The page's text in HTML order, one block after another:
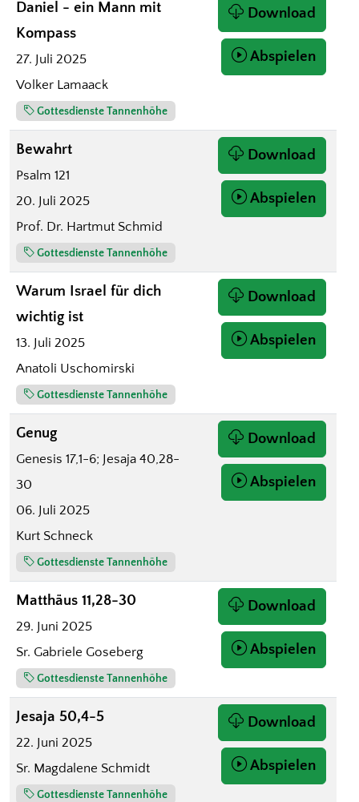
Daniel - ein Mann mit
Kompass
27. Juli 2025
Volker Lamaack
Gottesdienste Tannenhöhe
Download
Abspielen
Bewahrt
Psalm 121
20. Juli 2025
Prof. Dr. Hartmut Schmid
Gottesdienste Tannenhöhe
Download
Abspielen
Warum Israel für dich
wichtig ist
13. Juli 2025
Anatoli Uschomirski
Gottesdienste Tannenhöhe
Download
Abspielen
Genug
Genesis 17,1-6; Jesaja 40,28-
30
06. Juli 2025
Kurt Schneck
Gottesdienste Tannenhöhe
Download
Abspielen
Matthäus 11,28-30
29. Juni 2025
Sr. Gabriele Goseberg
Gottesdienste Tannenhöhe
Download
Abspielen
Jesaja 50,4-5
22. Juni 2025
Sr. Magdalene Schmidt
Gottesdienste Tannenhöhe
Download
Abspielen